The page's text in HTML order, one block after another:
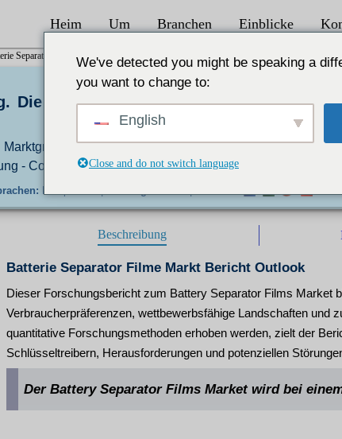
Heim Um Branchen Einblicke
Separator Films Markt Größe 2024 bis 2031
Die Zukunft der Welt Wachstum mit
Trends und Wachstumsmöglichkeiten
- Consumer Electronics, Power Vehicle, Electric Power
Beschreibung
Batterie Separator Filme Markt Bericht Outlook
Dieser Forschungsbericht zum Battery Separator Films Market
Verbraucherpräferenzen, wettbewerbsfähige Landschaften und
quantitative Forschungsmethoden erhoben werden, zielt der
Schlüsseltreibern, Herausforderungen und potenziellen
Der Battery Separator Films Market wird bei
We've detected you might be speaking a
you want to change to:
English
Close and do not switch language